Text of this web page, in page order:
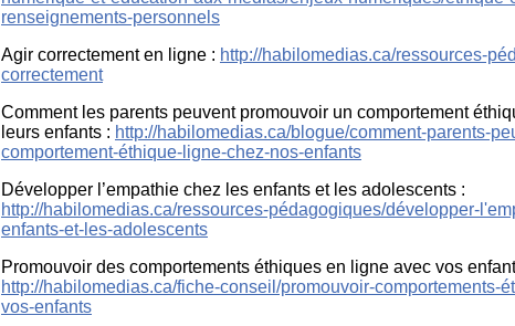
renseignements-personnels
Agir correctement en ligne : http://habilomedias.ca/ressources-
correctement
Comment les parents peuvent promouvoir un comportement
leurs enfants : http://habilomedias.ca/blogue/comment-parents-
comportement-éthique-ligne-chez-nos-enfants
Développer l’empathie chez les enfants et les adolescents :
http://habilomedias.ca/ressources-pédagogiques/développer-
enfants-et-les-adolescents
Promouvoir des comportements éthiques en ligne avec vos
http://habilomedias.ca/fiche-conseil/promouvoir-comportements-
vos-enfants